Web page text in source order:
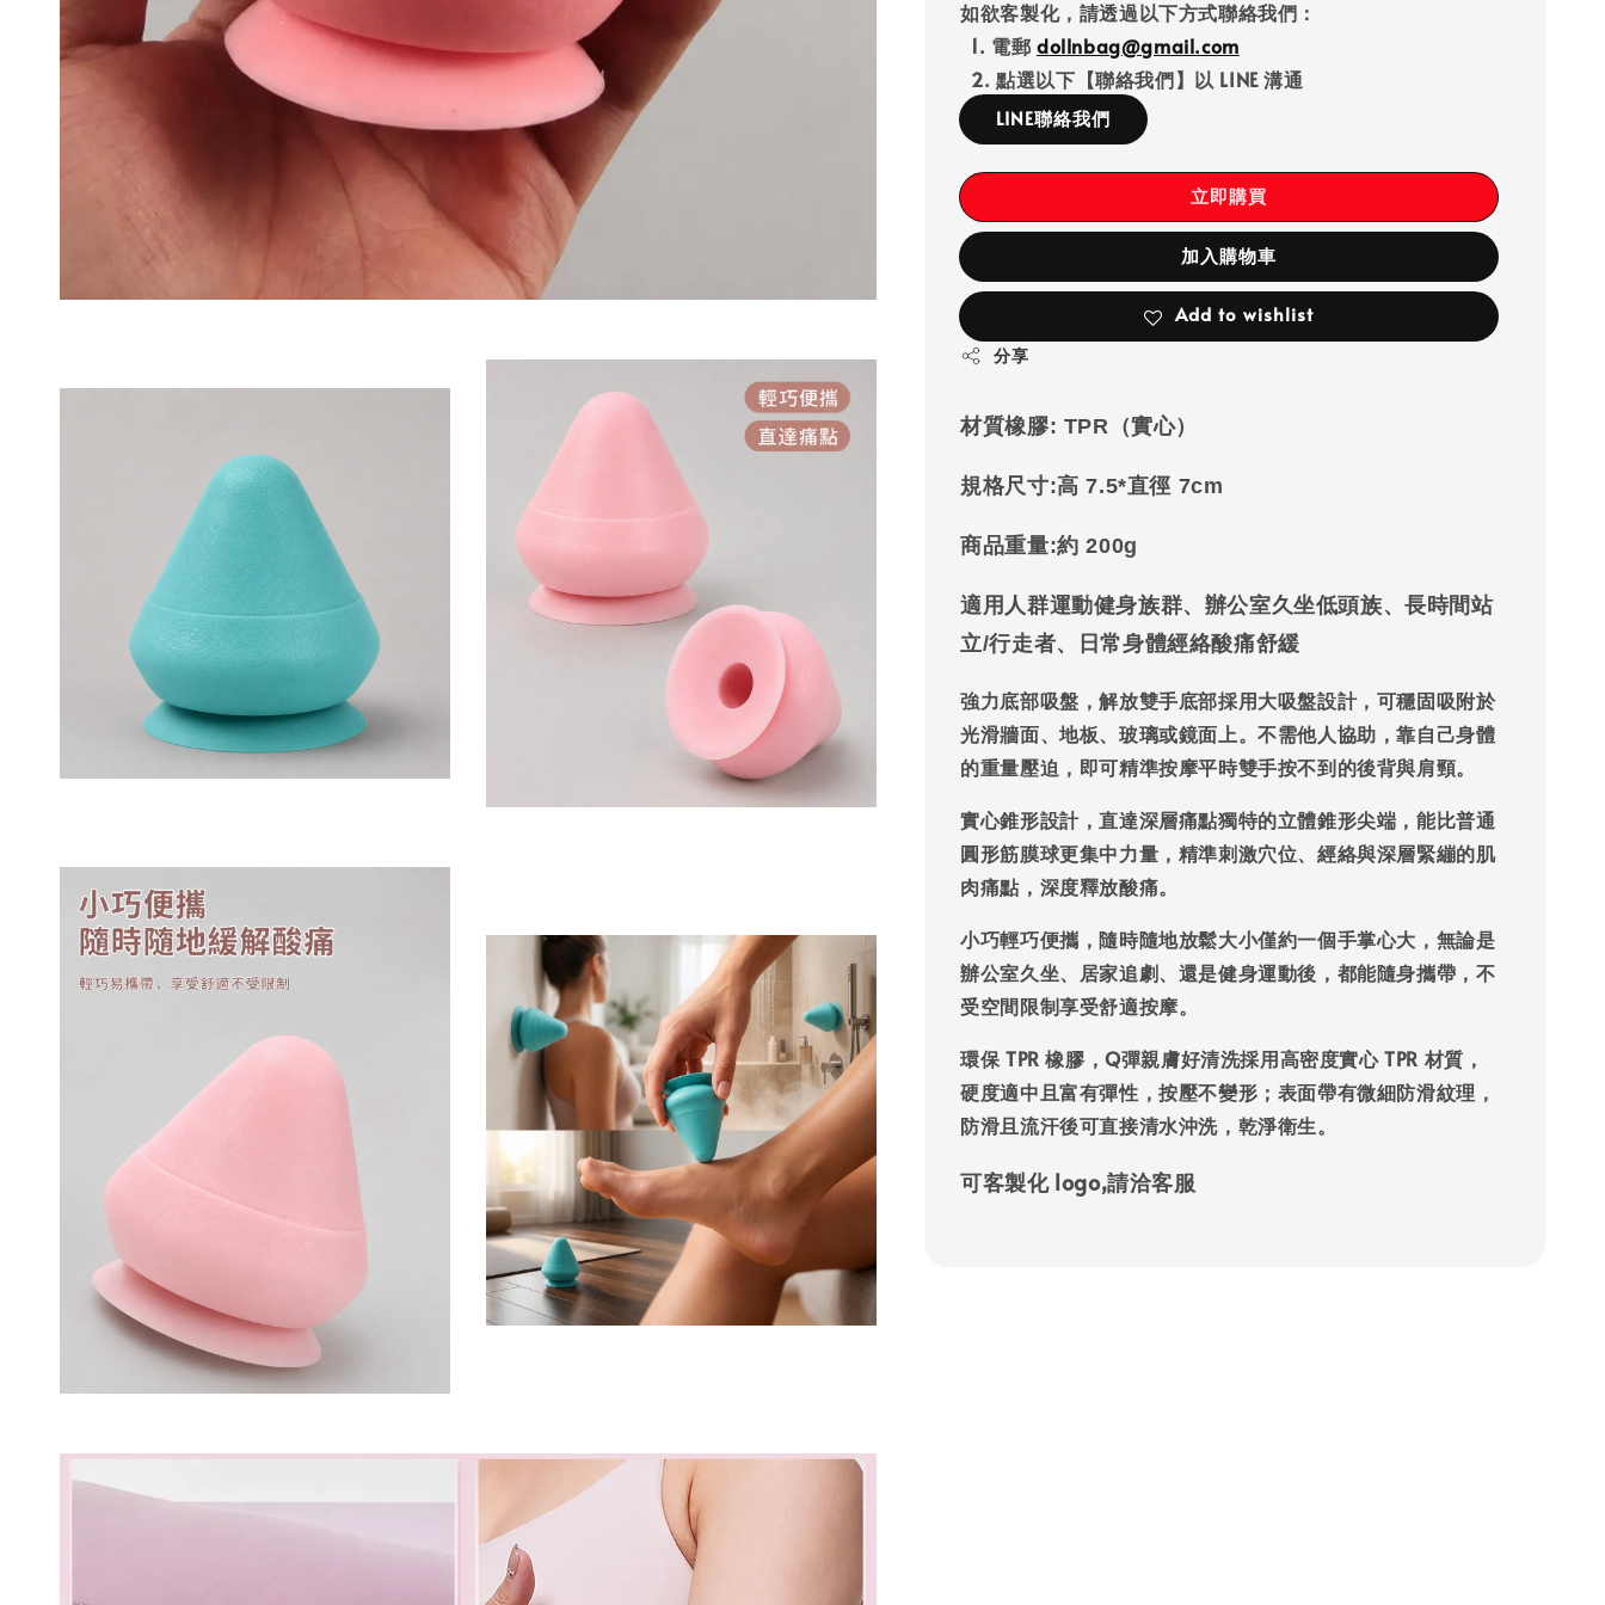
如欲客製化，請透過以下方式聯絡我們：
1. 電郵 dollnbag@gmail.com
2. 點選以下【聯絡我們】以 LINE 溝通
LINE聯絡我們
立即購買
加入購物車
Add to wishlist
分享
材質橡膠: TPR（實心）
規格尺寸:高7.5*直徑 7cm
商品重量:約200g
適用人群運動健身族群、辦公室久坐低頭族、長時間站
立/行走者、日常身體經絡酸痛舒緩
強力底部吸盤，解放雙手底部採用大吸盤設計，可穩固吸附於
光滑牆面、地板、玻璃或鏡面上。不需他人協助，靠自己身體
的重量壓迫，即可精準按摩平時雙手按不到的後背與肩頸。
實心錐形設計，直達深層痛點獨特的立體錐形尖端，能比普通
圓形筋膜球更集中力量，精準刺激穴位、經絡與深層緊繃的肌
肉痛點，深度釋放酸痛。
小巧輕巧便攜，隨時隨地放鬆大小僅約一個手掌心大，無論是
辦公室久坐、居家追劇、還是健身運動後，都能隨身攜帶，不
受空間限制享受舒適按摩。
環保 TPR 橡膠，Q彈親膚好清洗採用高密度實心 TPR 材質，
硬度適中且富有彈性，按壓不變形；表面帶有微細防滑紋理，
防滑且流汗後可直接清水沖洗，乾淨衛生。
可客製化 logo,請洽客服